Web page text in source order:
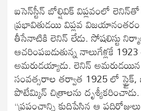
ఐసెన్‍స్టీన్‍ బోల్షివిక్‍ విప్లవంలో
ప్రభావితుడయి విప్లవ
తీసేనాటికి లెనిన్‍ లేడు. సోషలిస్టు
ఆచరింపబడుతున్న నాలుగేళ్లకే
అమరుడయ్యాడు. లెనిన్‍ అమరుడయిన
సంవత్సరాల తర్వాత 1925 లో
పొటేమ్కిన్‍ చిత్రాలను
“ప్రపంచాన్ని కుదిపేసిన ఆ